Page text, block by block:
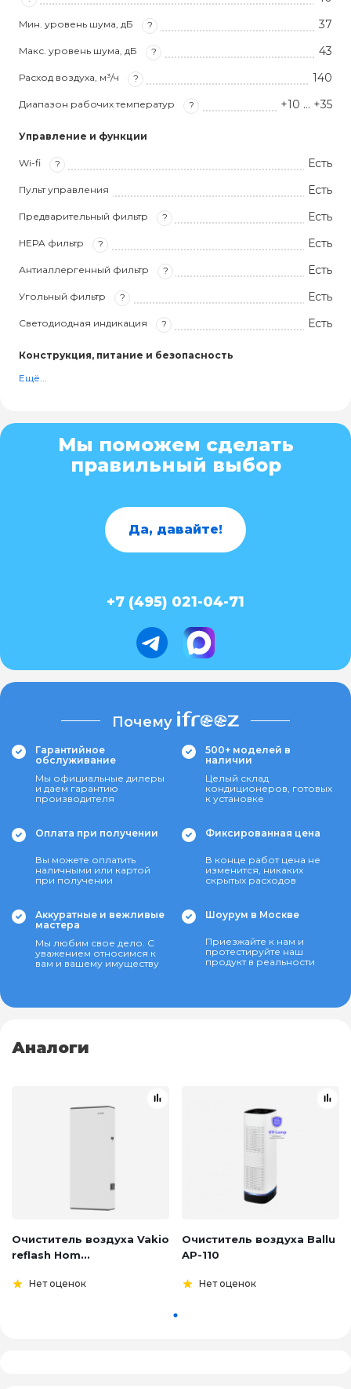
Мин. уровень шума, дБ ? 37
Макс. уровень шума, дБ ? 43
Расход воздуха, м³/ч ? 140
Диапазон рабочих температур ? +10 … +35
Управление и функции
Wi-fi ? Есть
Пульт управления Есть
Предварительный фильтр ? Есть
HEPA фильтр ? Есть
Антиаллергенный фильтр ? Есть
Угольный фильтр ? Есть
Светодиодная индикация ? Есть
Конструкция, питание и безопасность
Ещё...
Мы поможем сделать
правильный выбор
Да, давайте!
+7 (495) 021-04-71
Почему
Гарантийное
обслуживание
Мы официальные дилеры
и даем гарантию
производителя
500+ моделей в
наличии
Целый склад
кондиционеров, готовых
к установке
Оплата при получении
Вы можете оплатить
наличными или картой
при получении
Фиксированная цена
В конце работ цена не
изменится, никаких
скрытых расходов
Аккуратные и вежливые
мастера
Мы любим свое дело. С
уважением относимся к
вам и вашему имуществу
Шоурум в Москве
Приезжайте к нам и
протестируйте наш
продукт в реальности
Аналоги
Очиститель воздуха Vakio
reflash Hom...
Нет оценок
Очиститель воздуха Ballu
AP-110
Нет оценок